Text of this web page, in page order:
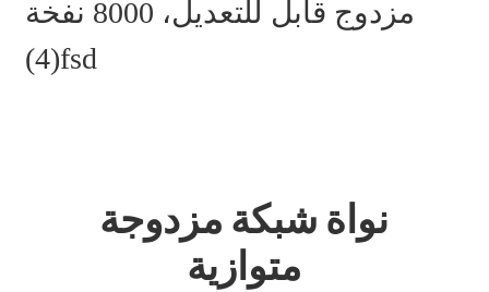
نواة شبكة مزدوجة
متوازية